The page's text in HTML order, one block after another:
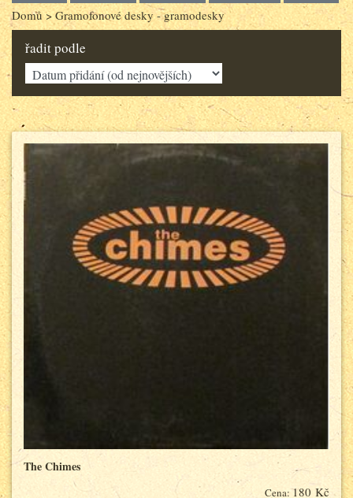
Domů >Gramofonové desky - gramodesky
řadit podle
The Chimes
Cena:180 Kč